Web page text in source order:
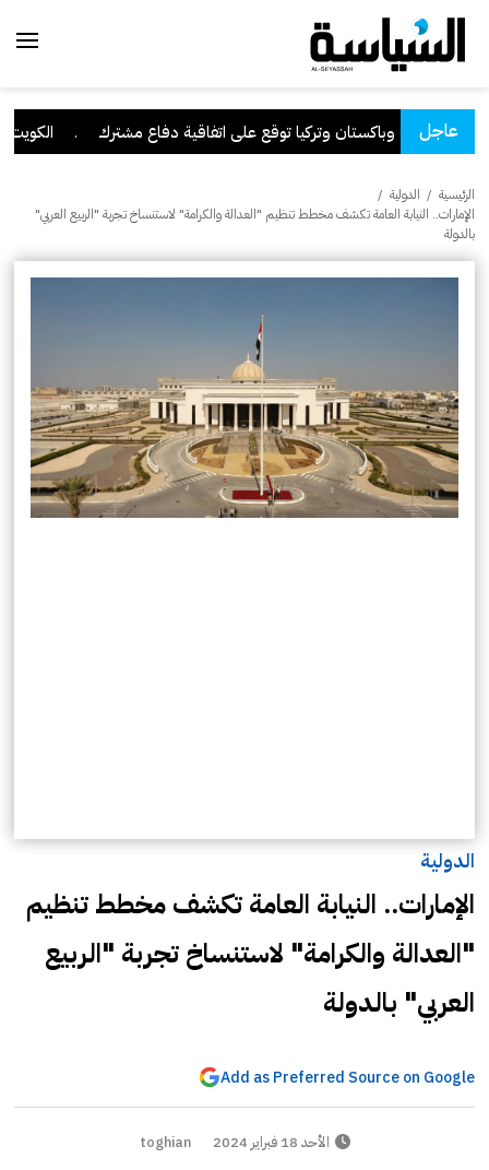
عاجلوباكستان وتركيا توقع على اتفاقية دفاع مشترك . الكويت
الرئيسية / الدولية /
الإمارات.. النيابة العامة تكشف مخطط تنظيم "العدالة والكرامة" لاستنساخ تجربة "الربيع العربي"
بالدولة
الدولية
الإمارات.. النيابة العامة تكشف مخطط تنظيم
"العدالة والكرامة" لاستنساخ تجربة "الربيع
العربي" بالدولة
Add as Preferred Source on Google
الأحد 18 فبراير 2024 toghian